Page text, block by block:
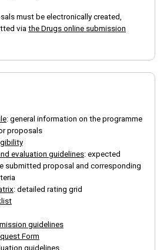
must be electronically created,
via the Drugs online submission
: general information on the programme
proposals
evaluation guidelines: expected
submitted proposal and corresponding
: detailed rating grid
guidelines
Form
guidelines